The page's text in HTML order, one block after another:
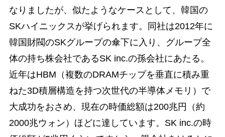
なりましたが、似たようなケースとして、韓国の
SKハイニックスが挙げられます。同社は2012年に
韓国財閥のSKグループの傘下に入り、グループ全
体の持ち株会社であるSK inc.の孫会社にあたる。
近年はHBM（複数のDRAMチップを垂直に積み重
ねた3D積層構造を持つ次世代の半導体メモリ）で
大成功をおさめ、現在の時価総額は200兆円（約
2000兆ウォン）ほどに達しています。SK inc.の時